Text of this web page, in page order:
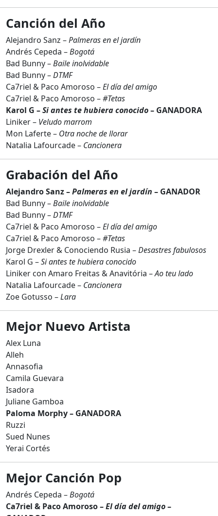
Canción del Año
Alejandro Sanz –Palmeras en el jardín
Andrés Cepeda –Bogotá
Bad Bunny –Baile inolvidable
Bad Bunny –DTMF
Ca7riel & Paco Amoroso –El día del amigo
Ca7riel & Paco Amoroso –#Tetas
Karol G –Si antes te hubiera conocido– GANADORA
Liniker – Veludo marrom
Mon Laferte – Otra noche de llorar
Natalia Lafourcade – Cancionera
Grabación del Año
Alejandro Sanz –Palmeras en el jardín – GANADOR
Bad Bunny –Baile inolvidable
Bad Bunny –DTMF
Ca7riel & Paco Amoroso –El día del amigo
Ca7riel & Paco Amoroso –#Tetas
Jorge Drexler & Conociendo Rusia –Desastres fabulosos
Karol G –Si antes te hubiera conocido
Liniker con Amaro Freitas & Anavitória –Ao teu lado
Natalia Lafourcade – Cancionera
Zoe Gotusso –Lara
Mejor Nuevo Artista
Alex Luna
Alleh
Annasofia
Camila Guevara
Isadora
Juliane Gamboa
Paloma Morphy – GANADORA
Ruzzi
Sued Nunes
Yerai Cortés
Mejor Canción Pop
Andrés Cepeda –Bogotá
Ca7riel & Paco Amoroso –El día del amigo–